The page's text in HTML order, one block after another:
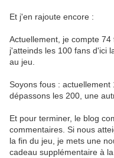
Et j'en rajoute encore :
Actuellement, je compte 74
j'atteinds les 100 fans d'ici
au jeu.
Soyons fous : actuellement
dépassons les 200, une
Et pour terminer, le blog
commentaires. Si nous
la fin du jeu, je mets une
cadeau supplémentaire à